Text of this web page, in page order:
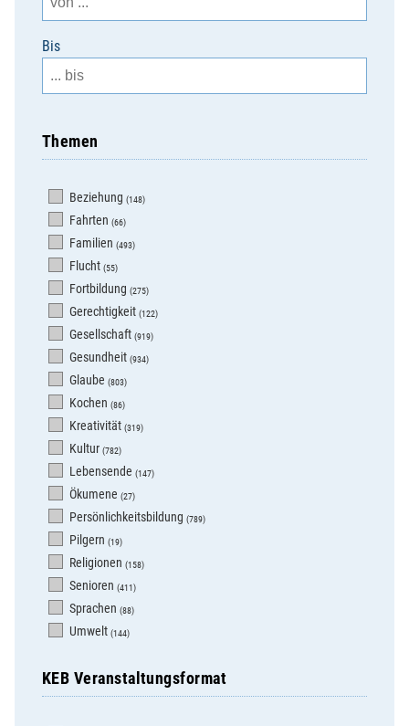
Bis
Themen
Beziehung (148)
Fahrten (66)
Familien (493)
Flucht (55)
Fortbildung (275)
Gerechtigkeit (122)
Gesellschaft (919)
Gesundheit (934)
Glaube (803)
Kochen (86)
Kreativität (319)
Kultur (782)
Lebensende (147)
Ökumene (27)
Persönlichkeitsbildung (789)
Pilgern (19)
Religionen (158)
Senioren (411)
Sprachen (88)
Umwelt (144)
KEB Veranstaltungsformat